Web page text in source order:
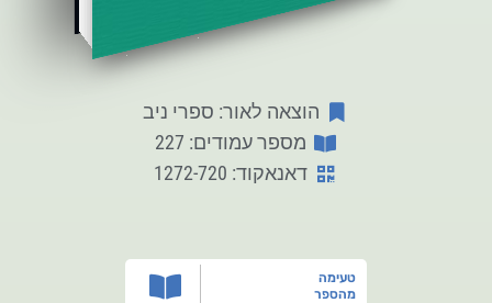
הוצאה לאור: ספרי ניב
מספר עמודים: 227
דאנאקוד: 1272-720
טעימה
מהספר